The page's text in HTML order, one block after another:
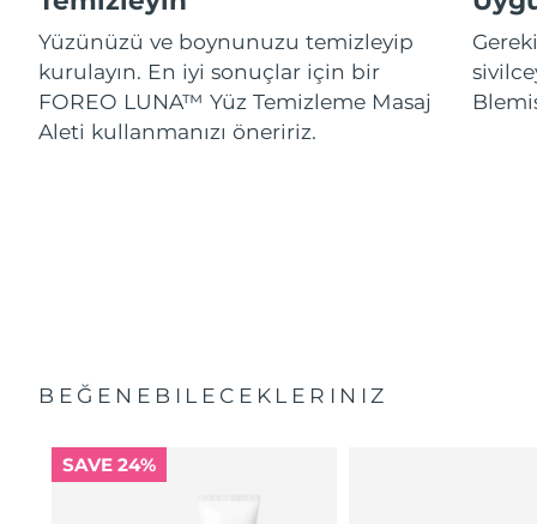
Yüzünüzü ve boynunuzu temizleyip
kurulayın. En iyi sonuçlar için bir
FOREO LUNA™ Yüz Temizleme Masaj
Aleti kullanmanızı öneririz.
BEĞENEBILECEKLERINIZ
SAVE 24%